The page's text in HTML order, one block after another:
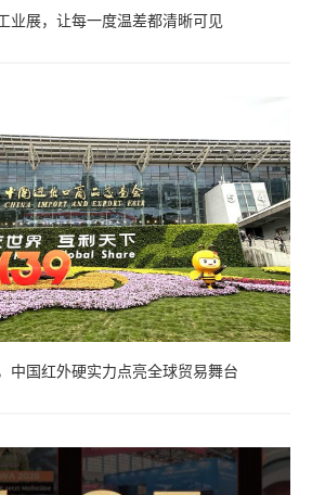
业展，让每一度温差都清晰可见
中国红外硬实力点亮全球贸易舞台